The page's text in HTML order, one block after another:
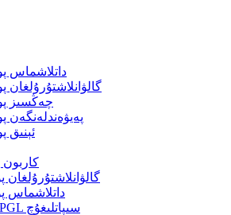
داتلاشماس
گالۋانلاشتۇرۇلغان
چەڭسىز
پەيۋەندلەنگەن
ئېنىق
گالۋانلاشتۇرۇلغان
داتلاشماس
PPGI ۋە PPGL سىپاتلىغۇچ